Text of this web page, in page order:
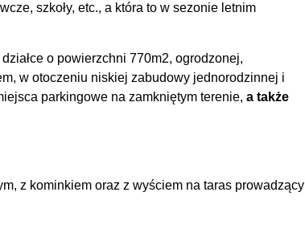
szkoły, etc., a która to w sezonie letnim
o powierzchni 770m2, ogrodzonej,
w otoczeniu niskiej zabudowy jednorodzinnej i
parkingowe na zamkniętym terenie, a także
z kominkiem oraz z wyściem na taras prowadzący